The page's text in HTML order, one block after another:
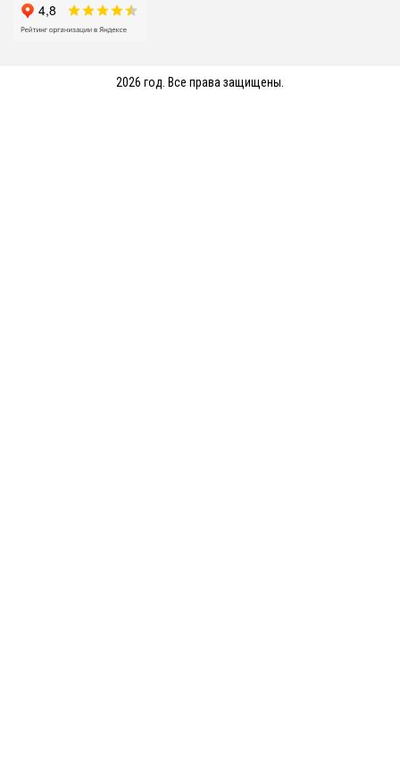
2026 год. Все права защищены.